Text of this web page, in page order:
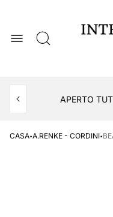
APERTO
CASA·A.RENKE - CORDINI·